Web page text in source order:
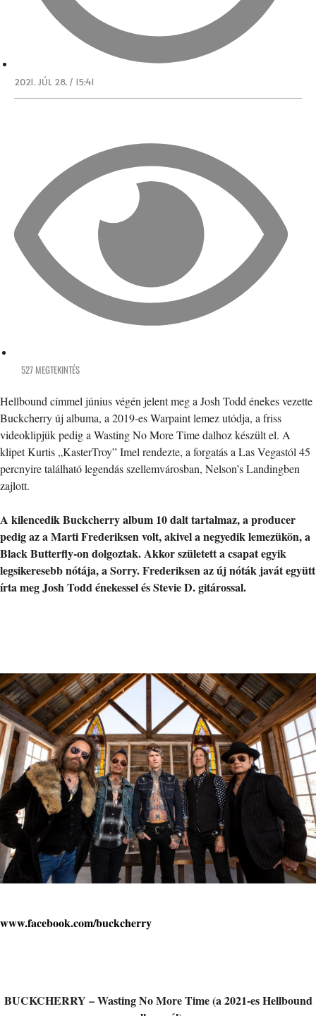
2021. JÚL 28. / 15:41
527 MEGTEKINTÉS
Hellbound címmel június végén jelent meg a Josh Todd énekes vezette
Buckcherry új albuma, a 2019-es Warpaint lemez utódja, a friss
videoklipjük pedig a Wasting No More Time dalhoz készült el. A
klipet Kurtis „KasterTroy” Imel rendezte, a forgatás a Las Vegastól 45
percnyire található legendás szellemvárosban, Nelson’s Landingben
zajlott.
A kilencedik Buckcherry album 10 dalt tartalmaz, a producer
pedig az a Marti Frederiksen volt, akivel a negyedik lemezükön, a
Black Butterfly-on dolgoztak. Akkor született a csapat egyik
legsikeresebb nótája, a Sorry. Frederiksen az új nóták javát együtt
írta meg Josh Todd énekessel és Stevie D. gitárossal.
www.facebook.com/buckcherry
BUCKCHERRY – Wasting No More Time (a 2021-es Hellbound